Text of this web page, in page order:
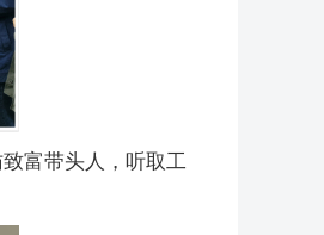
富带头人，听取工